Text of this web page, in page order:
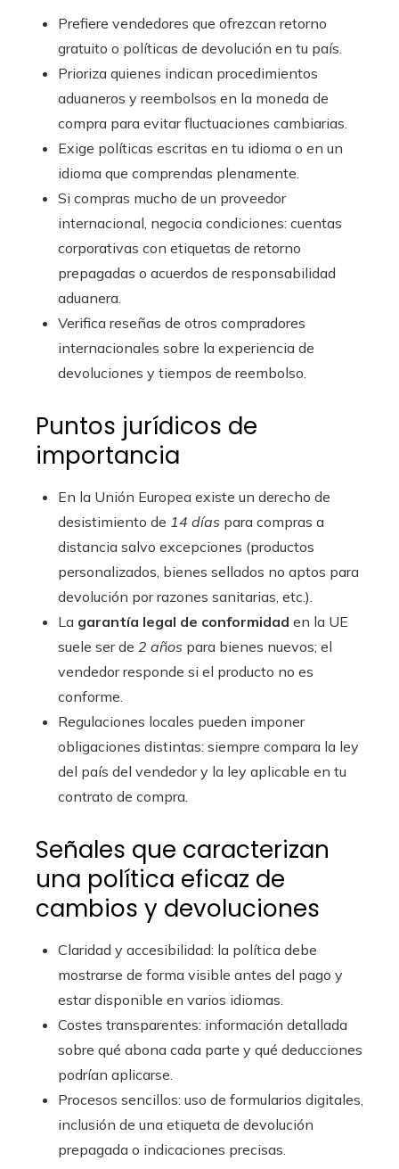
Prefiere vendedores que ofrezcan retorno
gratuito o políticas de devolución en tu país.
Prioriza quienes indican procedimientos
aduaneros y reembolsos en la moneda de
compra para evitar fluctuaciones cambiarias.
Exige políticas escritas en tu idioma o en un
idioma que comprendas plenamente.
Si compras mucho de un proveedor
internacional, negocia condiciones: cuentas
corporativas con etiquetas de retorno
prepagadas o acuerdos de responsabilidad
aduanera.
Verifica reseñas de otros compradores
internacionales sobre la experiencia de
devoluciones y tiempos de reembolso.
Puntos jurídicos de
importancia
En la Unión Europea existe un derecho de
desistimiento de 14 días para compras a
distancia salvo excepciones (productos
personalizados, bienes sellados no aptos para
devolución por razones sanitarias, etc.).
La garantía legal de conformidad en la UE
suele ser de 2 años para bienes nuevos; el
vendedor responde si el producto no es
conforme.
Regulaciones locales pueden imponer
obligaciones distintas: siempre compara la ley
del país del vendedor y la ley aplicable en tu
contrato de compra.
Señales que caracterizan
una política eficaz de
cambios y devoluciones
Claridad y accesibilidad: la política debe
mostrarse de forma visible antes del pago y
estar disponible en varios idiomas.
Costes transparentes: información detallada
sobre qué abona cada parte y qué deducciones
podrían aplicarse.
Procesos sencillos: uso de formularios digitales,
inclusión de una etiqueta de devolución
prepagada o indicaciones precisas.